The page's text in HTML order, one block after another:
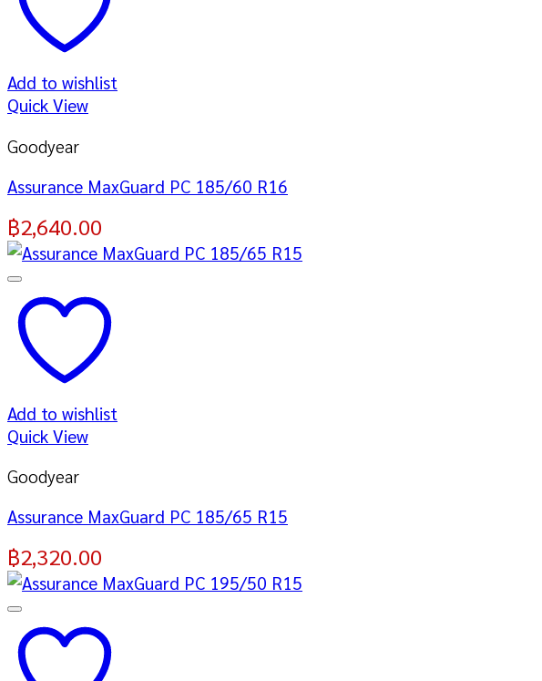
Add to wishlist
Quick View
Goodyear
Assurance MaxGuard PC 185/60 R16
฿2,640.00
Add to wishlist
Quick View
Goodyear
Assurance MaxGuard PC 185/65 R15
฿2,320.00